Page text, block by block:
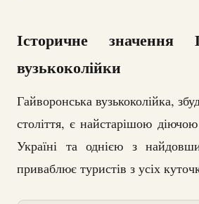
Історичне значення
вузькоколійки
Гайворонська вузькоколійка,
століття, є найстарішою
Україні та однією з
приваблює туристів з усіх